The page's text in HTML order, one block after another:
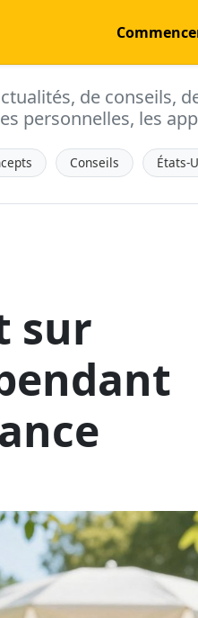
de conseils,
personnelles, les
Conseils États-
sur